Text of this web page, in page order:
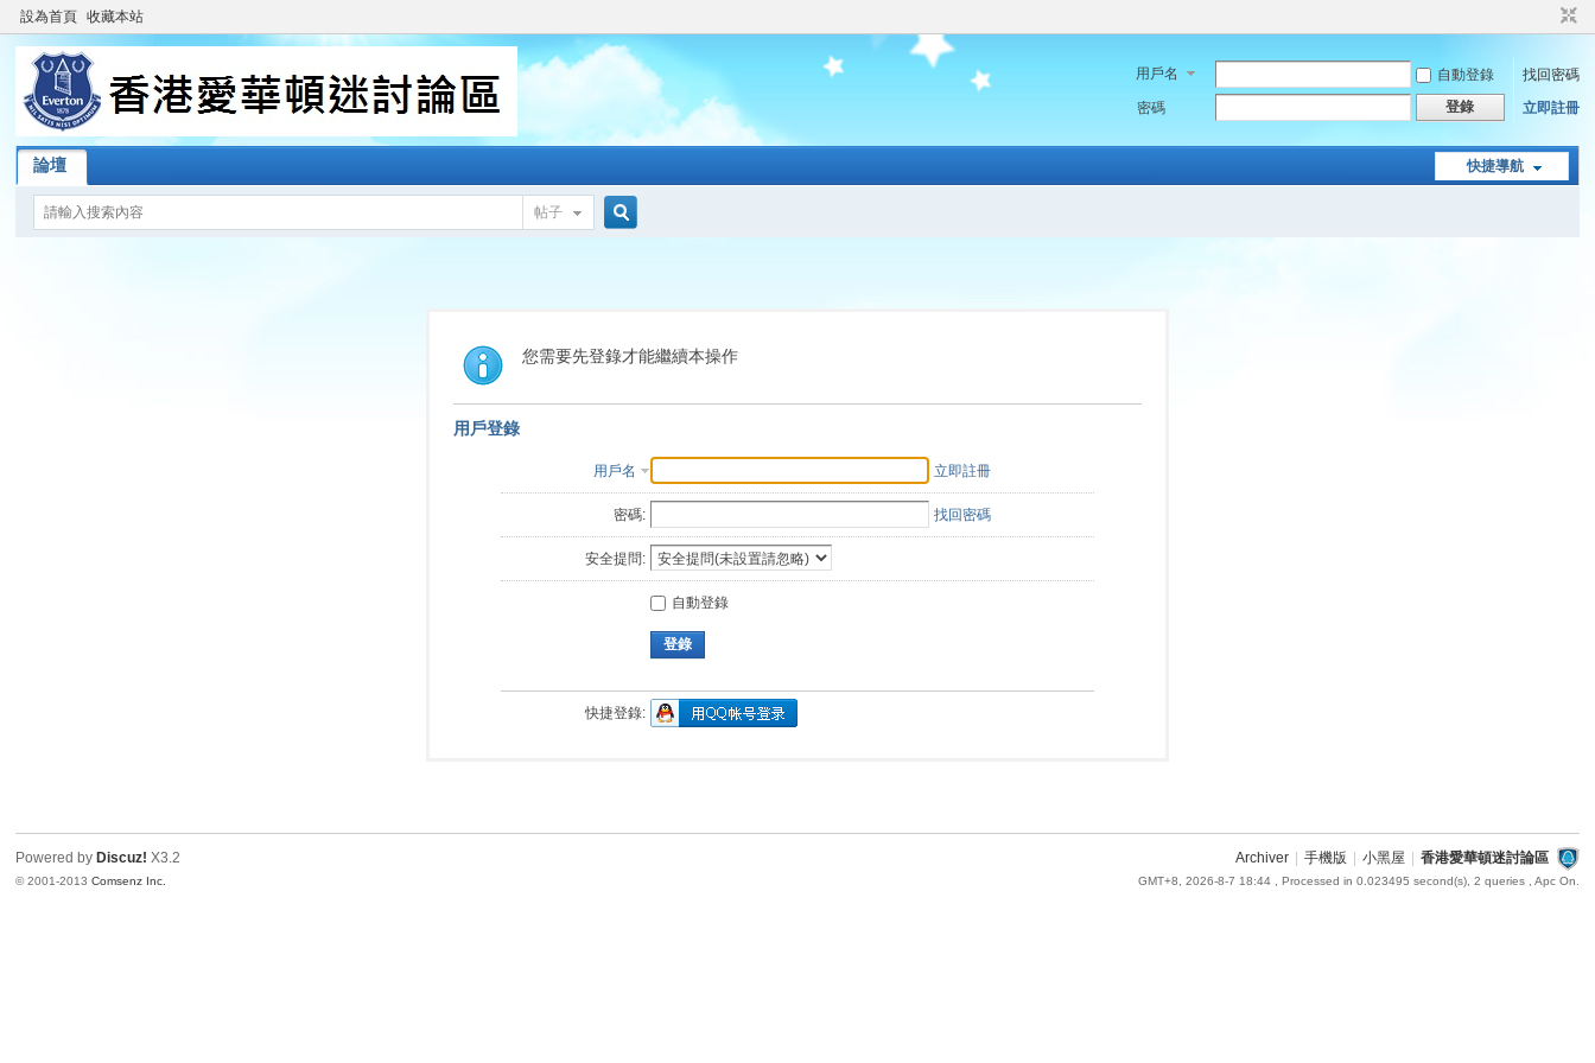
設為首頁 收藏本站
用戶名 自動登錄
找回密碼
密碼
登錄 立即註冊
快捷導航
論壇
帖子
索
您需要先登錄才能繼續本操作
用戶登錄
用戶名 立即註冊
密碼: 找回密碼
安全提問:
自動登錄
登錄
快捷登錄:
Archiver 手機版 小黑屋 香港愛華頓迷討論區
GMT+8, 2026-8-7 18:44, Processed in 0.023495 second(s), 2 queries , Apc On.
Powered by Discuz! X3.2
© 2001-2013Comsenz Inc.